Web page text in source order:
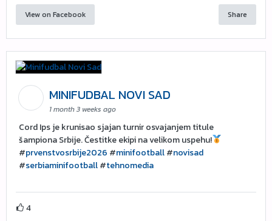
View on Facebook Share
MINIFUDBAL NOVI SAD
1 month 3 weeks ago
Cord Ips je krunisao sjajan turnir osvajanjem titule
šampiona Srbije. Čestitke ekipi na velikom uspehu!
#prvenstvosrbije2026 #minifootball#novisad
#serbiaminifootball#tehnomedia
4